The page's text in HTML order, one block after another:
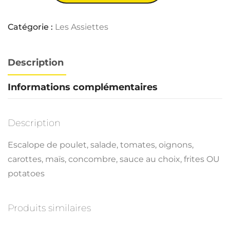
Catégorie : Les Assiettes
Description
Informations complémentaires
Description
Escalope de poulet, salade, tomates, oignons,
carottes, maïs, concombre, sauce au choix, frites OU
potatoes
Produits similaires